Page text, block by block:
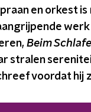
en orkest
Beim
stralen
voordat hij